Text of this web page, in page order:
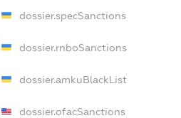
dossier.specSanctions
dossier.rnboSanctions
dossier.amkuBlackList
dossier.ofacSanctions